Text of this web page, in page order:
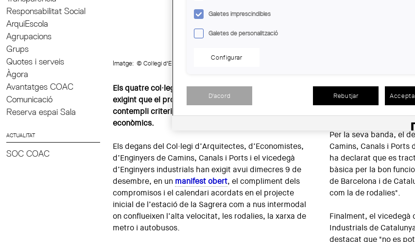
Responsabilitat Social
ArquiEscola
Agrupacions
Grups
Quotes i serveis
Àgora
Avantatges COAC
Comunicació
Reserva espai Sala
ACTUALITAT
SOC COAC
Imatge: © Col·legi d'Economistes de Catalunya
Els quatre col·legis recolzen la posició del COAC,
exigint que el procés de licitació del projecte
contempli criteris qualitatius per sobre dels
econòmics.
Els degans del Col·legi d’Arquitectes, d’Economistes,
d’Enginyers de Camins, Canals i Ports i el vicedegà
d’Enginyers industrials han exigit avui dimecres 9 de
desembre, en un manifest obert, el compliment dels
compromisos i el calendari acordats en el projecte
inicial de l’estació de la Sagrera com a nus intermodal
on conflueixen l’alta velocitat, les rodalies, la xarxa de
metro i autobusos.
"el qual té un munt de
i dilueix la importància
Per la seva banda, el
Camins, Canals i Ports
ha declarat que es
bàsica per la bon
de Barcelona i de
com la de rodalies".
Finalment, el vicedegà
Industrials de
destacat que "no es
Galetes imprescindibles
Galetes de personalització
Configurar
D'acord Rebutjar